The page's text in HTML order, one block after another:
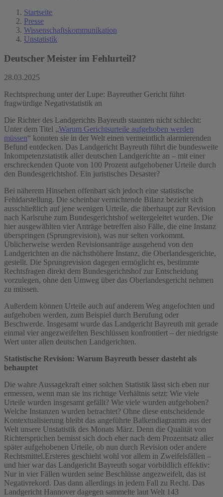
Startseite
Presse
Wissenschaftskommunikation
Unstatistik
Deutscher Meister im Fehlurteil?
28.03.2025
Rechtsprechung unter der Lupe: Bayreuther Gericht führt
fragwürdige Negativstatistik an
Die Richter des Landgerichts Bayreuth staunten nicht schlecht:
Unter dem Titel „Warum Gerichtsurteile aufgehoben werden
müssen“ konnten sie in der Welt einen vermeintlich alarmierenden
Befund entdecken. Das Landgericht Bayreuth führt die bundesweite
Inkompetenzstatistik aller deutschen Landgerichte an – mit einer
erschreckenden Quote von 100 Prozent aufgehobener Urteile durch
den Bundesgerichtshof. Ein juristisches Desaster?
Bei näherem Hinsehen offenbart sich jedoch eine statistische
Fehldarstellung. Die scheinbar vernichtende Bilanz bezieht sich
ausschließlich auf jene wenigen Urteile, die überhaupt zur Revision
nach Karlsruhe zum Bundesgerichtshof weitergeleitet wurden. Die
hier ausgewählten vier Anträge betreffen also Fälle, die eine Instanz
überspringen (Sprungrevision), was nur selten vorkommt.
Üblicherweise werden Revisionsanträge ausgehend von den
Landgerichten an die nächsthöhere Instanz, die Oberlandesgerichte,
gestellt. Die Sprungrevision dagegen ermöglicht es, bestimmte
Rechtsfragen direkt dem Bundesgerichtshof zur Entscheidung
vorzulegen, ohne den Umweg über das Oberlandesgericht nehmen
zu müssen.
Außerdem können Urteile auch auf anderem Weg angefochten und
aufgehoben werden, zum Beispiel durch Berufung oder
Beschwerde. Insgesamt wurde das Landgericht Bayreuth mit gerade
einmal vier angezweifelten Beschlüssen konfrontiert – der niedrigste
Wert unter allen deutschen Landgerichten.
Statistische Revision: Warum Bayreuth besser dasteht als
behauptet
Die wahre Aussagekraft einer solchen Statistik lässt sich eben nur
ermessen, wenn man sie ins richtige Verhältnis setzt: Wie viele
Urteile wurden insgesamt gefällt? Wie viele wurden aufgehoben?
Welche Instanzen wurden betrachtet? Ohne diese entscheidende
Kontextualisierung bleibt das angeführte Balkendiagramm aus der
Welt unsere Unstatistik des Monats März. Denn die Qualität von
Richtersprüchen bemisst sich doch eher nach dem Prozentsatz aller
später aufgehobenen Urteile, ob nun durch Revision oder andere
Rechtsmittel.Ersteres geschieht wohl vor allem in Zweifelsfällen –
und hier war das Landgericht Bayreuth sogar vorbildlich effektiv:
Nur in vier Fällen wurden seine Beschlüsse angezweifelt, das ist
Negativrekord. Das dann allerdings in jedem Fall zu Recht. Das
Landgericht Hannover dagegen sammelte laut Welt 143